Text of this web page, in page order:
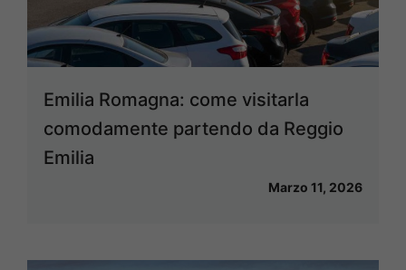
Emilia Romagna: come visitarla
comodamente partendo da Reggio
Emilia
Marzo 11, 2026